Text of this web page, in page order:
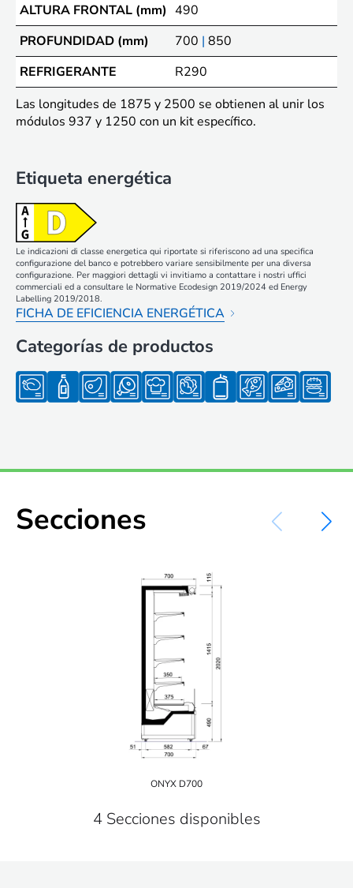
ALTURA FRONTAL (mm) 490
PROFUNDIDAD (mm)
700 | 850
REFRIGERANTE
R290
Las longitudes de 1875 y 2500 se obtienen al unir los
módulos 937 y 1250 con un kit específico.
Etiqueta energética
Le indicazioni di classe energetica qui riportate si riferiscono ad una specifica
configurazione del banco e potrebbero variare sensibilmente per una diversa
configurazione. Per maggiori dettagli vi invitiamo a contattare i nostri uffici
commerciali ed a consultare le Normative Ecodesign 2019/2024 ed Energy
Labelling 2019/2018.
FICHA DE EFICIENCIA ENERGÉTICA
Categorías de productos
Secciones
ONYX D700
4 Secciones disponibles